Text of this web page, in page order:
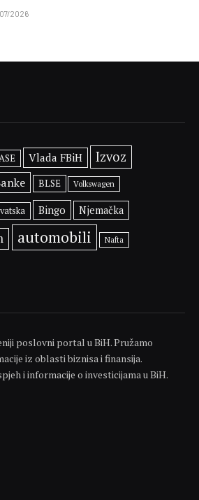
2026
Vlada FBiH Izvoz
BLSE Volkswagen
Bingo Njemačka
automobili Nafta
poslovni portal u BiH. Pružamo
iz oblasti biznisa i finansija.
i informacije o investicijama u BiH.